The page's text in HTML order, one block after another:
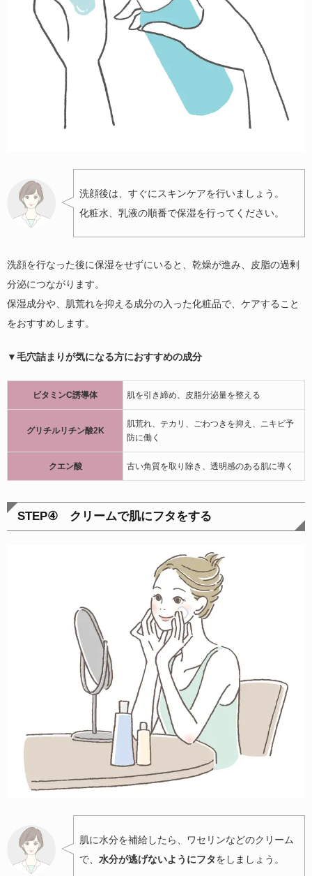
洗顔後は、すぐにスキンケアを行いましょう。
化粧水、乳液の順番で保湿を行ってください。
洗顔を行なった後に保湿をせずにいると、乾燥が進み、皮脂の過剰
分泌につながります。
保湿成分や、肌荒れを抑える成分の入った化粧品で、ケアすること
をおすすめします。
▼毛穴詰まりが気になる方におすすめの成分
ビタミンC誘導体 肌を引き締め、皮脂分泌量を整える
グリチルリチン酸2K
肌荒れ、テカリ、ごわつきを抑え、ニキビ予
防に働く
クエン酸 古い角質を取り除き、透明感のある肌に導く
STEP④ クリームで肌にフタをする
肌に水分を補給したら、ワセリンなどのクリーム
で、 水分が逃げないようにフタをしましょう。